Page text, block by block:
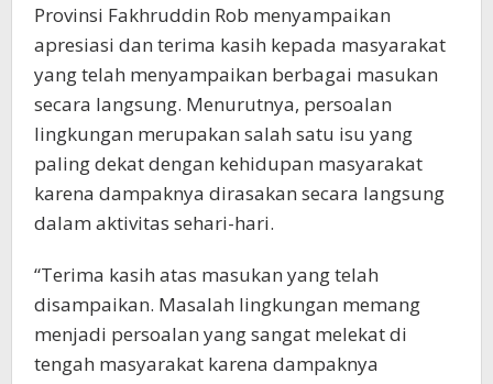
Provinsi Fakhruddin Rob menyampaikan
apresiasi dan terima kasih kepada masyarakat
yang telah menyampaikan berbagai masukan
secara langsung. Menurutnya, persoalan
lingkungan merupakan salah satu isu yang
paling dekat dengan kehidupan masyarakat
karena dampaknya dirasakan secara langsung
dalam aktivitas sehari-hari.
“Terima kasih atas masukan yang telah
disampaikan. Masalah lingkungan memang
menjadi persoalan yang sangat melekat di
tengah masyarakat karena dampaknya